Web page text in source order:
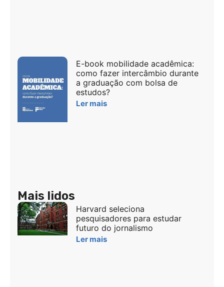
E-book mobilidade acadêmica:
como fazer intercâmbio durante
a graduação com bolsa de
estudos?
Ler mais
Mais lidos
Harvard seleciona
pesquisadores para estudar
futuro do jornalismo
Ler mais